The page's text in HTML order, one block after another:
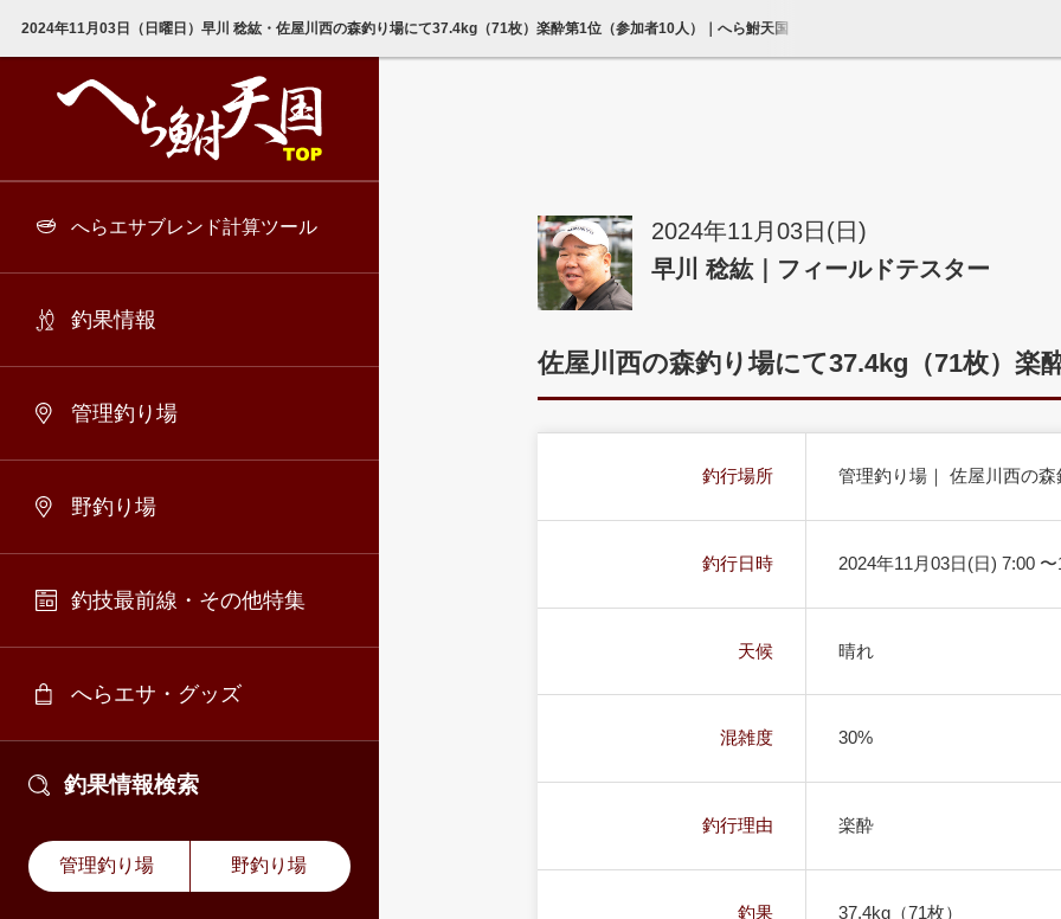
2024年11月03日（日曜日）早川 稔紘・佐屋川西の森釣り場にて37.4kg（71枚）楽酔第1位（参加者10人）｜へら鮒天国
へらエサブレンド計算ツール
釣果情報
管理釣り場
野釣り場
釣技最前線・その他特集
へらエサ・グッズ
釣果情報検索
管理釣り場 野釣り場
2024年11月03日(日)
早川 稔紘｜フィールドテスター
佐屋川西の森釣り場にて37.4kg（71枚）楽
釣行場所 管理釣り場｜ 佐屋川西の
釣行日時 2024年11月03日(日) 7:00 〜
天候 晴れ
混雑度 30%
釣行理由 楽酔
釣果 37.4kg（71枚）